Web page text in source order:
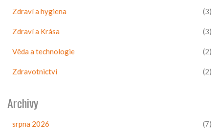
Zdraví a hygiena (3)
Zdraví a Krása (3)
Věda a technologie (2)
Zdravotnictví (2)
Archivy
srpna 2026 (7)